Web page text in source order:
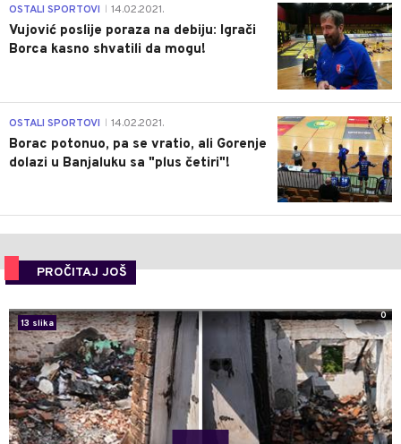
1
OSTALI SPORTOVI 14.02.2021.
Vujović poslije poraza na debiju: Igrači
Borca kasno shvatili da mogu!
3
OSTALI SPORTOVI 14.02.2021.
Borac potonuo, pa se vratio, ali Gorenje
dolazi u Banjaluku sa "plus četiri"!
PROČITAJ JOŠ
13 slika
0